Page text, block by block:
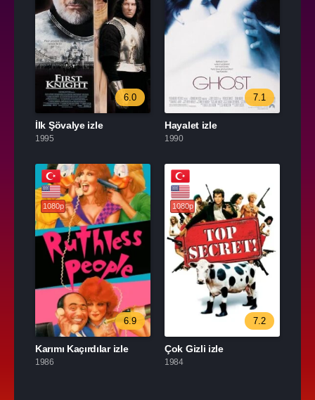
6.0
İlk Şövalye izle
1995
7.1
Hayalet izle
1990
1080p
6.9
Karımı Kaçırdılar izle
1986
1080p
7.2
Çok Gizli izle
1984